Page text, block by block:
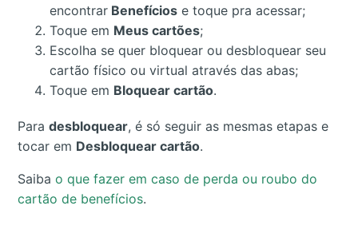
encontrar Benefícios e toque pra acessar;
Toque em Meus cartões;
Escolha se quer bloquear ou desbloquear seu
cartão físico ou virtual através das abas;
Toque em Bloquear cartão.
Paradesbloquear, é só seguir as mesmas etapas e
tocar em Desbloquear cartão.
Saibao que fazer em caso de perda ou roubo do
cartão de benefícios.